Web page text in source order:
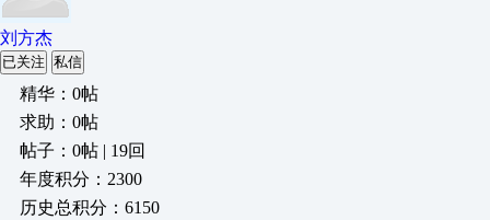
刘方杰
已关注 私信
精华：0帖
求助：0帖
帖子：0帖 | 19回
年度积分：2300
历史总积分：6150